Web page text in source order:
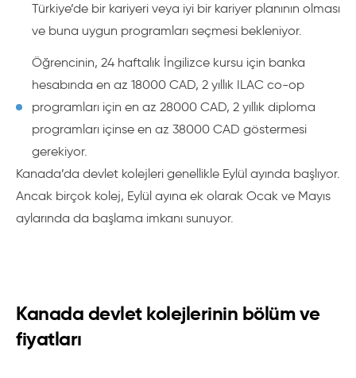
Türkiye’de bir kariyeri veya iyi bir kariyer planının olması
ve buna uygun programları seçmesi bekleniyor.
Öğrencinin, 24 haftalık İngilizce kursu için banka
hesabında en az 18000 CAD, 2 yıllık ILAC co-op
programları için en az 28000 CAD, 2 yıllık diploma
programları içinse en az 38000 CAD göstermesi
gerekiyor.
Kanada’da devlet kolejleri genellikle Eylül ayında başlıyor.
Ancak birçok kolej, Eylül ayına ek olarak Ocak ve Mayıs
aylarında da başlama imkanı sunuyor.
Kanada devlet kolejlerinin bölüm ve
fiyatları